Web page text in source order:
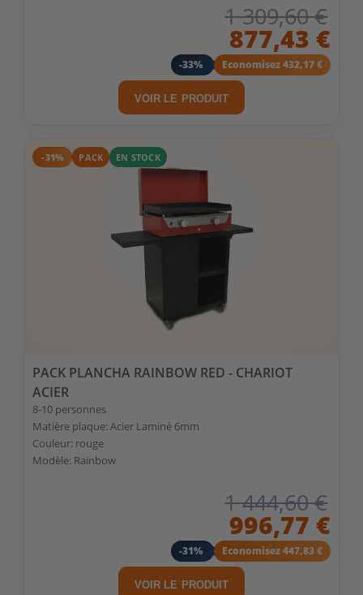
1 309,60 €
877,43 €
-33% Economisez 432,17 €
VOIR LE PRODUIT
-31% PACK EN STOCK
PACK PLANCHA RAINBOW RED - CHARIOT
ACIER
8-10 personnes
Matière plaque: Acier Laminé 6mm
Couleur: rouge
Modèle: Rainbow
1 444,60 €
996,77 €
-31% Economisez 447,83 €
VOIR LE PRODUIT